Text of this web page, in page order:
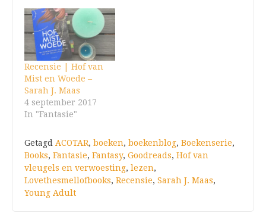
Recensie | Hof van
Mist en Woede –
Sarah J. Maas
4 september 2017
In "Fantasie"
Getagd ACOTAR, boeken, boekenblog, Boekenserie,
Books, Fantasie, Fantasy, Goodreads, Hof van
vleugels en verwoesting, lezen,
Lovethesmellofbooks, Recensie, Sarah J. Maas,
Young Adult